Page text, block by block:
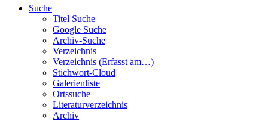
Suche
Titel Suche
Google Suche
Archiv-Suche
Verzeichnis
Verzeichnis (Erfasst am…)
Stichwort-Cloud
Galerienliste
Ortssuche
Literaturverzeichnis
Archiv